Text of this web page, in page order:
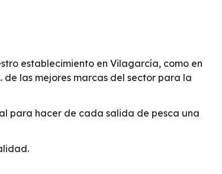
establecimiento en Vilagarcía, como en
de las mejores marcas del sector para la
para hacer de cada salida de pesca una